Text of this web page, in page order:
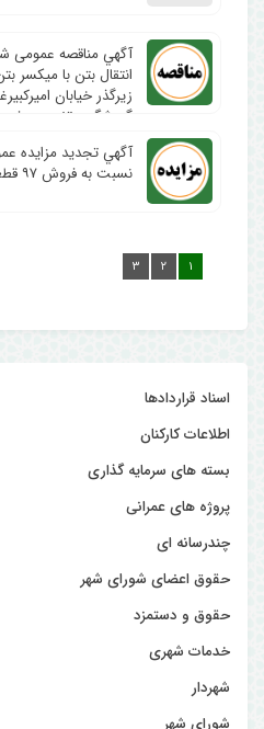
آگهي مناقصه عمومی
انتقال بتن با میکسر
زیرگذر خیابان
آگهي تجدید مزایده
نسبت به فروش ۹۷ قطعه زمین از املاک شهرداری
۱ ۲ ۳
اسناد قراردادها
اطلاعات کارکنان
بسته های سرمایه گذاری
پروژه های عمرانی
چندرسانه ای
حقوق اعضای شورای شهر
حقوق و دستمزد
خدمات شهری
شهردار
شورای شهر